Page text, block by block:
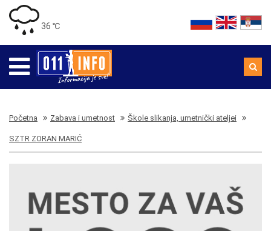
36 ℃
Početna Zabava i umetnost Škole slikanja, umetnički ateljei
SZTR ZORAN MARIĆ